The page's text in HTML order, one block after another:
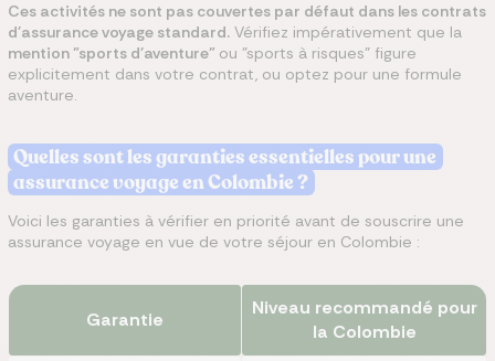
Ces activités ne sont pas couvertes par défaut dans les contrats
d'assurance voyage standard. Vérifiez impérativement que la
mention "sports d'aventure" ou "sports à risques" figure
explicitement dans votre contrat, ou optez pour une formule
aventure.
Quelles sont les garanties essentielles pour une
assurance voyage en Colombie ?
Voici les garanties à vérifier en priorité avant de souscrire une
assurance voyage en vue de votre séjour en Colombie :
Garantie
Niveau recommandé pour
la Colombie